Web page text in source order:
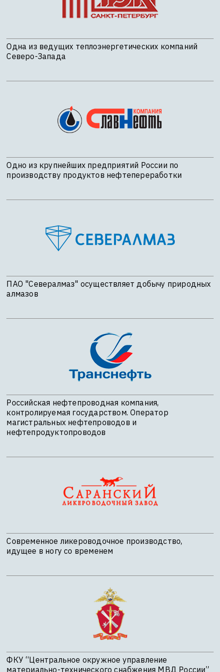
Одна из ведущих теплоэнергетических компаний
Северо-Запада
Одно из крупнейших предприятий России по
производству продуктов нефтепереработки
ПАО "Севералмаз" осуществляет добычу природных
алмазов
Российская нефтепроводная компания,
контролируемая государством. Оператор
магистральных нефтепроводов и
нефтепродуктопроводов
Современное ликероводочное производство,
идущее в ногу со временем
ФКУ “Центральное окружное управление
материально-технического снабжения МВД России”